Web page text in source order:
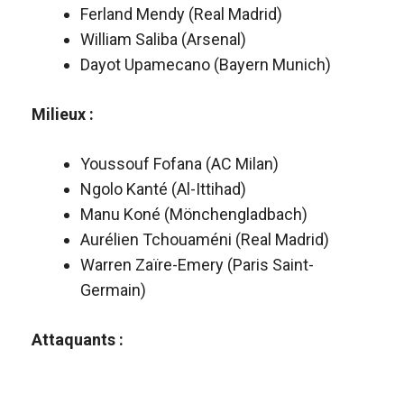
Ferland Mendy (Real Madrid)
William Saliba (Arsenal)
Dayot Upamecano (Bayern Munich)
Milieux :
Youssouf Fofana (AC Milan)
Ngolo Kanté (Al-Ittihad)
Manu Koné (Mönchengladbach)
Aurélien Tchouaméni (Real Madrid)
Warren Zaïre-Emery (Paris Saint-
Germain)
Attaquants :